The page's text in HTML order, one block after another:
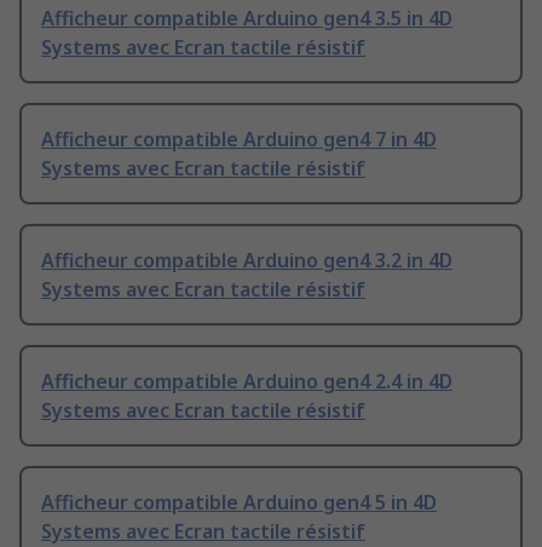
Afficheur compatible Arduino gen4 3.5 in 4D
Systems avec Ecran tactile résistif
Afficheur compatible Arduino gen4 7 in 4D
Systems avec Ecran tactile résistif
Afficheur compatible Arduino gen4 3.2 in 4D
Systems avec Ecran tactile résistif
Afficheur compatible Arduino gen4 2.4 in 4D
Systems avec Ecran tactile résistif
Afficheur compatible Arduino gen4 5 in 4D
Systems avec Ecran tactile résistif